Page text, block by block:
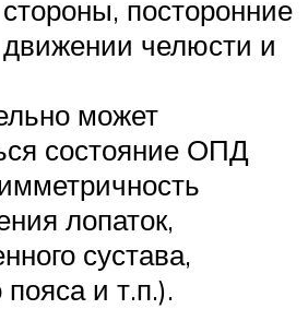
посторонние
движении челюсти и
может
состояние ОПД
лопаток,
сустава,
пояса и т.п.).